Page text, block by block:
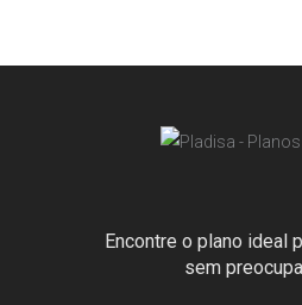
Encontre o plano ideal
sem